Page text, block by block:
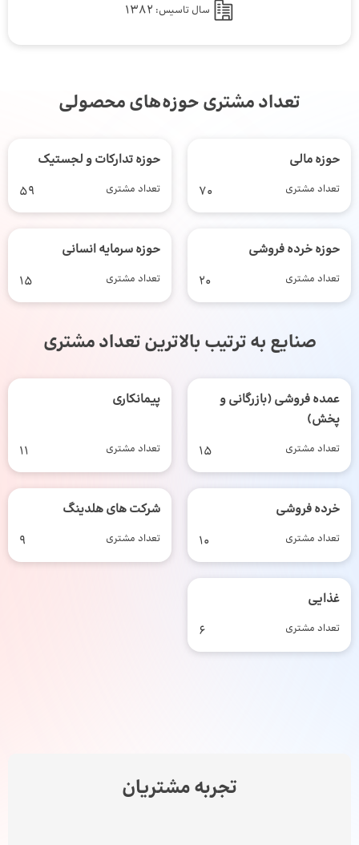
سال تاسیس: 1382
تعداد مشتری حوزه‌های محصولی
حوزه مالی
تعداد مشتری 70
حوزه تدارکات و لجستیک
تعداد مشتری 59
حوزه خرده فروشی
تعداد مشتری 20
حوزه سرمایه انسانی
تعداد مشتری 15
صنایع به ترتیب بالاترین تعداد مشتری
عمده فروشی (بازرگانی و
پخش)
تعداد مشتری 15
پیمانکاری
تعداد مشتری 11
خرده فروشی
تعداد مشتری 10
شرکت های هلدینگ
تعداد مشتری 9
غذایی
تعداد مشتری 6
تجربه مشتریان